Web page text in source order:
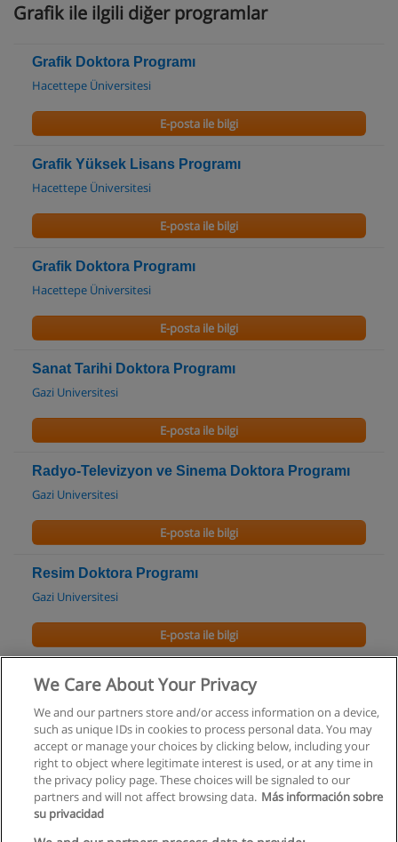
Grafik ile ilgili diğer programlar
Grafik Doktora Programı
Hacettepe Üniversitesi
E-posta ile bilgi
Grafik Yüksek Lisans Programı
Hacettepe Üniversitesi
E-posta ile bilgi
Grafik Doktora Programı
Hacettepe Üniversitesi
E-posta ile bilgi
Sanat Tarihi Doktora Programı
Gazi Universitesi
E-posta ile bilgi
Radyo-Televizyon ve Sinema Doktora Programı
Gazi Universitesi
E-posta ile bilgi
Resim Doktora Programı
Gazi Universitesi
E-posta ile bilgi
Estetisyenlik Kursu
E-posta ile bilgi
Kullanım koşulları
We Care About Your Privacy
We and our partners store and/or access information on a device,
such as unique IDs in cookies to process personal data. You may
accept or manage your choices by clicking below, including your
right to object where legitimate interest is used, or at any time in
the privacy policy page. These choices will be signaled to our
partners and will not affect browsing data. Más información sobre
su privacidad